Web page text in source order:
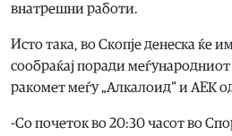
внатрешни работи.
Исто така, во Скопје денеска ќе
сообраќај поради
ракомет меѓу „Алкалоид“ и АЕК
-Со почеток во 20:30 часот во